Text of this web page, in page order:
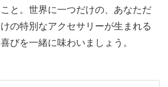
セサリーは、既製品とは違うあたた
こと。世界に一つだけの、あなただ
けの特別なアクセサリーが生まれる
喜びを一緒に味わいましょう。